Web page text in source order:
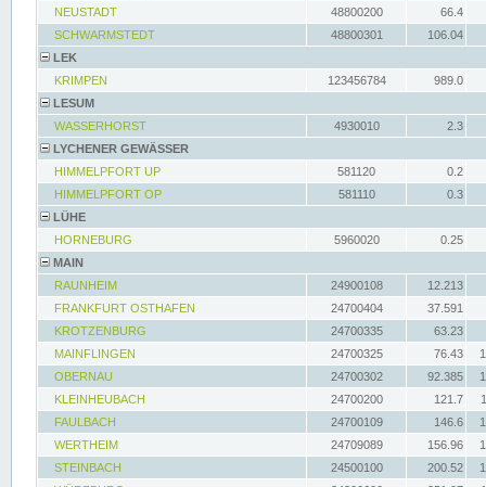
NEUSTADT
48800200
66.4
SCHWARMSTEDT
48800301
106.04
LEK
KRIMPEN
123456784
989.0
LESUM
WASSERHORST
4930010
2.3
LYCHENER GEWÄSSER
HIMMELPFORT UP
581120
0.2
HIMMELPFORT OP
581110
0.3
LÜHE
HORNEBURG
5960020
0.25
MAIN
RAUNHEIM
24900108
12.213
FRANKFURT OSTHAFEN
24700404
37.591
KROTZENBURG
24700335
63.23
MAINFLINGEN
24700325 76.43
OBERNAU
24700302 92.385
KLEINHEUBACH
24700200 121.7
FAULBACH
24700109 146.6
WERTHEIM
24709089 156.96
STEINBACH
24500100 200.52